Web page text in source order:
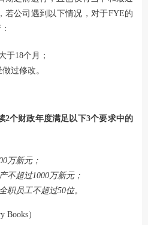
若公司遇到以下情况，对于FYE的
于18个月；
过修改。
2个财政年度满足以下3个要求中的
万新元；
不超过1000万新元；
职员工不超过50位。
Books）